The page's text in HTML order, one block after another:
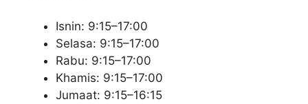
Isnin: 9:15–17:00
Selasa: 9:15–17:00
Rabu: 9:15–17:00
Khamis: 9:15–17:00
Jumaat: 9:15–16:15